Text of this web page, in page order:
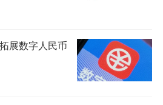
展数字人民币